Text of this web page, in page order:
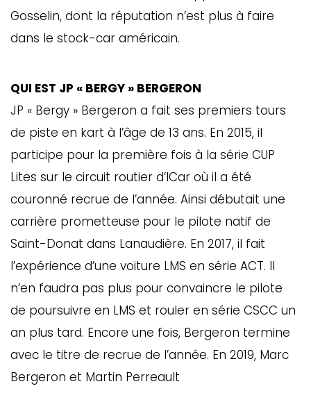
Gosselin, dont la réputation n’est plus à faire
dans le stock-car américain.
QUI EST JP « BERGY » BERGERON
JP « Bergy » Bergeron a fait ses premiers tours
de piste en kart à l’âge de 13 ans. En 2015, il
participe pour la première fois à la série CUP
Lites sur le circuit routier d’ICar où il a été
couronné recrue de l’année. Ainsi débutait une
carrière prometteuse pour le pilote natif de
Saint-Donat dans Lanaudière. En 2017, il fait
l’expérience d’une voiture LMS en série ACT. Il
n’en faudra pas plus pour convaincre le pilote
de poursuivre en LMS et rouler en série CSCC un
an plus tard. Encore une fois, Bergeron termine
avec le titre de recrue de l’année. En 2019, Marc
Bergeron et Martin Perreault